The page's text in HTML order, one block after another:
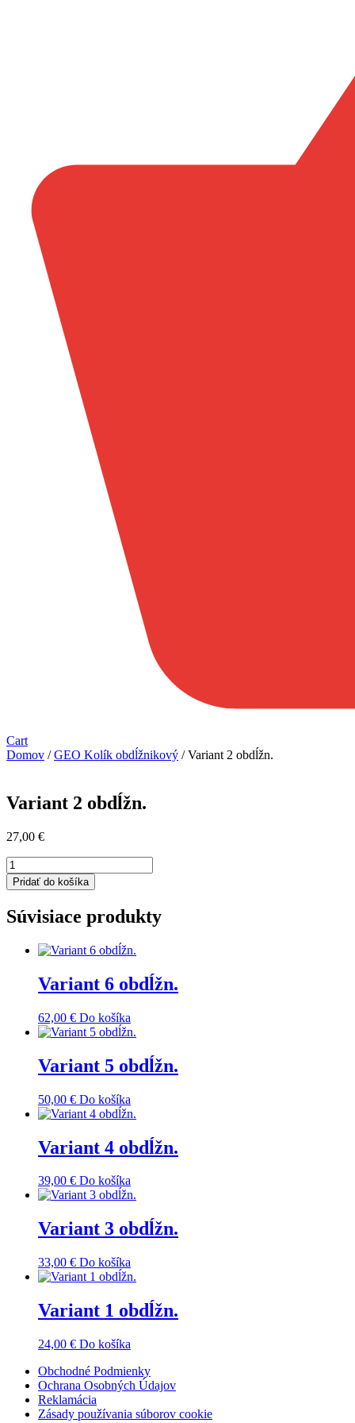
Cart
Domov /GEO Kolík obdĺžnikový / Variant 2 obdĺžn.
Variant 2 obdĺžn.
27,00 €
množstvo
Variant
2
Pridať do košíka
Súvisiace produkty
Variant 6 obdĺžn.
62,00 € Do košíka
Variant 5 obdĺžn.
50,00 € Do košíka
Variant 4 obdĺžn.
39,00 € Do košíka
Variant 3 obdĺžn.
33,00 € Do košíka
Variant 1 obdĺžn.
24,00 € Do košíka
Obchodné Podmienky
Ochrana Osobných Údajov
Reklamácia
Zásady používania súborov cookie